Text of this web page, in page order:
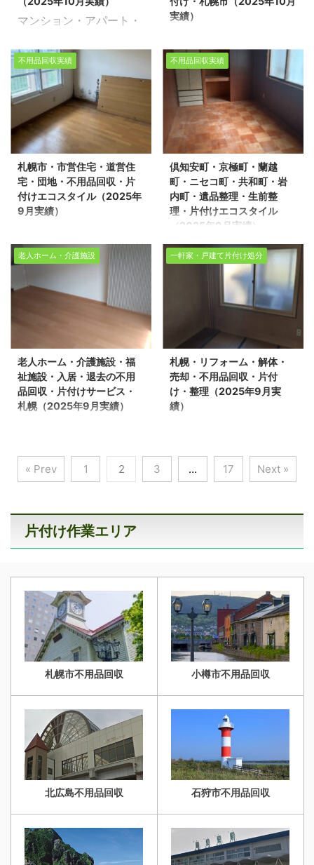
業公社とさせて頂きまし
た。 ※スタッフ4名/作業
2LDK 不動産売却物件の
整理や不用品回収、遺品
整理に関するお悩みは、
どうぞ私たちにお任せく
ださい。経験豊富で信頼
できるスタッフが、お客
様のご希望に寄り添い、
安心していただけるサー
ビスを提供いたします。
不用品回収や遺品整理 ...
間3時間半/一軒家4LDK
関するお悩みは、どうぞ
私たちにお任せくださ
い。経験豊富で信頼でき
るスタッフが、お客様の
ご希望に寄り添い、安心
していただけるサービス
を提供いたします。 不用
品回収や遺品整理の実績
多数ございま ...
マンション・アパート・
市（2025年10月実績）
生活応援エコスタイルで
は不用品回収・遺品整
理・家の片付けを行って
おります。今回は、札幌
市白石区で解体に伴う不
用品回収を環境事業公社
とさせて頂きました。 ス
タッフ3名/作業時間4時
間/アパート1LDK 不動産
お悩みは、どうぞ私たち
にお任せください。経験
豊富で信頼できるスタッ
フが、お客様のご希望に
寄り添い、安心していた
だけるサービスを提供い
たします。 不用品回収や
遺品整理の実績多数ござ
います！お ...
実績）
ト・売却・不用品回収・
片付け・札幌市（2025
年10月実績） 生活応援
エコスタイルでは不用品
回収・遺品整理・家の片
付けを行っております。
今回は、札幌市西区で売
却に伴う片付け作業を環
境事業公社とさせて頂き
ました。 ※スタッフ6名/
作業時間6時間/分譲マン
整理や不用品回収、遺品
整理に関するお悩みは、
どうぞ私たちにお任せく
ださい。経験豊富で信頼
できるスタッフが、お客
様のご希望に寄り添い、
安心していただけるサー
ビスを提供いたします。
不用品回収や遺品整理の
実績多数ご ...
不用品回収実績
札幌市・市営住宅・道営住
宅・団地・不用品回収・片
付けエコスタイル（2025年
9月実績）
住宅・団地・不用品回
収・片付けエコスタイル
（2025年9月実績） 生
活応援エコスタイルでは
不用品回収・遺品整理・
家の片付けを行っており
ます。今回は、札幌市手
稲区の市営団地で不用品
回収を環境事業公社とさ
せて頂きました。 ※スタ
ッフ5名/作業日数2日/団
に関するお悩みは、どう
ぞ私たちにお任せくださ
るスタッフが、お客様の
ご希望に寄り添い、安心
していただけるサービス
多数ございま ...
不用品回収実績
倶知安町・京極町・蘭越
町・ニセコ町・共和町・岩
内町・遺品整理・生前整
理・片付けエコスタイル
（2025年9月実績）
倶知安町・京極町・蘭越
町・ニセコ町・共和町・
岩内町・遺品整理・生前
整理・片付けエコスタイ
ル（2025年9月実績）
生活応援エコスタイルで
は不用品回収・遺品整
理・家の片付けを行って
おります。今回は、倶知
安町で一軒家の片付け作
業をさせて頂きました。
件の整理や不用品回収、
遺品整理に関するお悩み
せください。経験豊富で
お客様のご希望に寄り添
サービスを提供いたしま
す。 不用品回収や遺品整
理の実績多 ...
老人ホーム・介護施設
老人ホーム・介護施設・福
祉施設・入居・退去の不用
品回収・片付けサービス・
札幌（2025年9月実績）
不用品回収・片付けサー
ビス・札幌（2025年9月
品整理・家の片付けを行
っております。今回は、
ムで片付け作業をさせて
頂きました。 ※スタッフ
4名 ※作業時間1時間 ※老
人ホーム1LDK 売却物件
の整理や不用品回収、遺
品整理に関するお悩み
は、どうぞ私たちにお任
せください。経験豊富で
信頼できるスタッフが、
お客様のご希望に寄り添
い、安心していただける
サービスを提供いたしま
す。 不用品回収や遺品整
理の実績 ...
一軒家・戸建て片付け処分
札幌・リフォーム・解体・
売却・不用品回収・片付
け・整理（2025年9月実
績）
片付け・整理（2025年9
月実績） 生活応援エコス
環境事業公社とさせて頂
きました。 ※スタッフ7
名/作業日数5日/6LDK・
物置・倉庫 売却物件の整
理や不用品回収、遺品整
理に関するお悩みは、ど
うぞ私たちにお任せくだ
さい。経験豊富で信頼で
きるスタッフが、お客様
のご希望に寄り添い、安
心していただけるサービ
スを提供いたします。 不
用品回収や遺品整理の実
績多数ござい ...
« Prev 1 2 3 … 17 Next »
片付け作業エリア
札幌市不用品回収 小樽市不用品回収
北広島不用品回収 石狩市不用品回収